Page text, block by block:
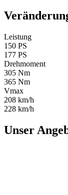
Leistung
150 PS
177 PS
Drehmoment
305 Nm
365 Nm
Vmax
208 km/h
228 km/h
Unser